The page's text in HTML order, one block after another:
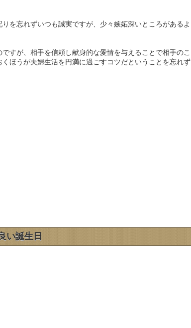
を忘れずいつも誠実ですが、少々嫉妬深いところがあるよ
すが、相手を信頼し献身的な愛情を与えることで相手のこ
ほうが夫婦生活を円満に過ごすコツだということを忘れず
い誕生日